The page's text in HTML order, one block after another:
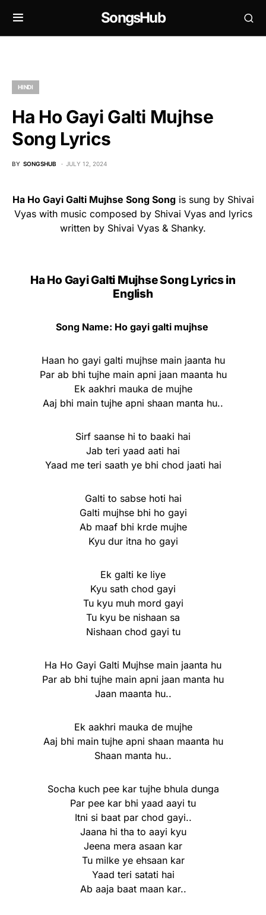
SongsHub
HINDI
Ha Ho Gayi Galti Mujhse
Song Lyrics
BY SONGSHUB JULY 12, 2024
Ha Ho Gayi Galti Mujhse Song Songis sung by Shivai
Vyas with music composed by Shivai Vyas and lyrics
written by Shivai Vyas & Shanky.
Ha Ho Gayi Galti Mujhse Song Lyrics in
English
Song Name: Ho gayi galti mujhse
Haan ho gayi galti mujhse main jaanta hu
Par ab bhi tujhe main apni jaan maanta hu
Ek aakhri mauka de mujhe
Aaj bhi main tujhe apni shaan manta hu..
Sirf saanse hi to baaki hai
Jab teri yaad aati hai
Yaad me teri saath ye bhi chod jaati hai
Galti to sabse hoti hai
Galti mujhse bhi ho gayi
Ab maaf bhi krde mujhe
Kyu dur itna ho gayi
Ek galti ke liye
Kyu sath chod gayi
Tu kyu muh mord gayi
Tu kyu be nishaan sa
Nishaan chod gayi tu
Ha Ho Gayi Galti Mujhse main jaanta hu
Par ab bhi tujhe main apni jaan manta hu
Jaan maanta hu..
Ek aakhri mauka de mujhe
Aaj bhi main tujhe apni shaan maanta hu
Shaan manta hu..
Socha kuch pee kar tujhe bhula dunga
Par pee kar bhi yaad aayi tu
Itni si baat par chod gayi..
Jaana hi tha to aayi kyu
Jeena mera asaan kar
Tu milke ye ehsaan kar
Yaad teri satati hai
Ab aaja baat maan kar..